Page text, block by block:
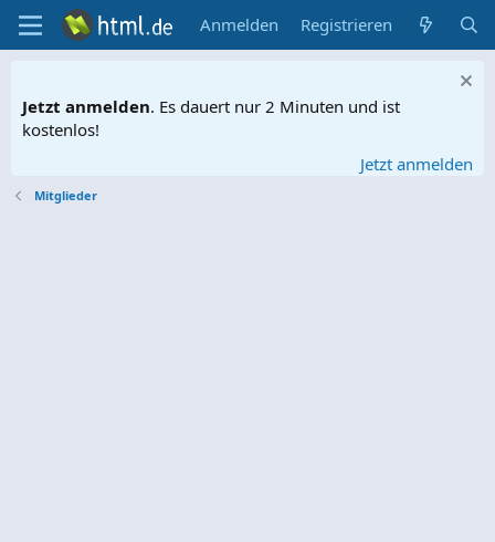
Anmelden Registrieren
Jetzt anmelden. Es dauert nur 2 Minuten und ist
kostenlos!
Jetzt anmelden
Mitglieder